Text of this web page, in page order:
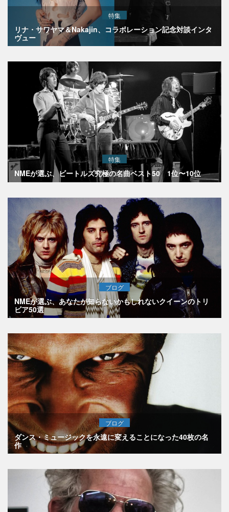
特集
リナ・サワヤマ＆Nakajin、コラボレーション記念対談インタ
ヴュー
特集
NMEが選ぶ、ビートルズ究極の名曲ベスト50 1位〜10位
ブログ
NMEが選ぶ、あなたが知らないかもしれないクイーンのトリ
ビア50選
ブログ
ダンス・ミュージックを永遠に変えることになった40枚の名
作